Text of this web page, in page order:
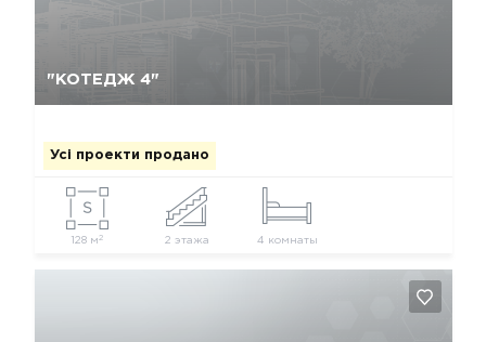
"КОТЕДЖ 4"
Усі проекти продано
128 м 2 2 этажа 4 комнаты